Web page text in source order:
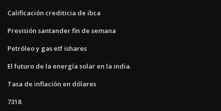
Calificación crediticia de ibca
Previsión santander fin de semana
Petróleo y gas etf ishares
El futuro de la energía solar en la india.
Tasa de inflación en dólares
7318